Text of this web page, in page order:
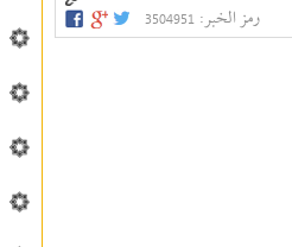
رمز الخبر:3504951